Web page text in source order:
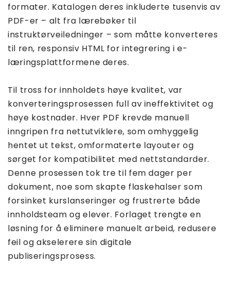
formater. Katalogen deres inkluderte tusenvis av
PDF-er – alt fra lærebøker til
instruktørveiledninger – som måtte konverteres
til ren, responsiv HTML for integrering i e-
læringsplattformene deres.
Til tross for innholdets høye kvalitet, var
konverteringsprosessen full av ineffektivitet og
høye kostnader. Hver PDF krevde manuell
inngripen fra nettutviklere, som omhyggelig
hentet ut tekst, omformaterte layouter og
sørget for kompatibilitet med nettstandarder.
Denne prosessen tok tre til fem dager per
dokument, noe som skapte flaskehalser som
forsinket kurslanseringer og frustrerte både
innholdsteam og elever. Forlaget trengte en
løsning for å eliminere manuelt arbeid, redusere
feil og akselerere sin digitale
publiseringsprosess.